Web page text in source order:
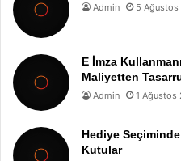
Admin 5
E İmza
Maliyetten
Admin 1 Ağustos
Hediye
Kutular